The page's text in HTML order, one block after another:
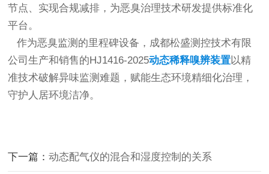
节点、实现合规减排，为恶臭治理技术研发提供标准化
平台。
作为恶臭监测的里程碑设备，成都松盛测控技术有限
公司生产和销售的HJ1416-2025动态稀释嗅辨装置以精
准技术破解异味监测难题，赋能生态环境精细化治理，
守护人居环境洁净。
下一篇：动态配气仪的混合和湿度控制的关系